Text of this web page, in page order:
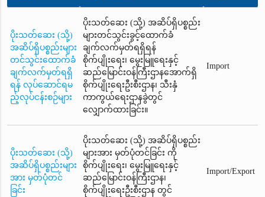
ပိုးသတ်ဆေး (သို့)
အဆိပ်ရှိပစ္စည်းများ
တင်သွင်းထောက်ခံ
ချက်လက်မှတ်ရရှိ
ရန် လုပ်ဆောင်ရမ
ည့်လုပ်ငန်းစဉ်များ
ပိုးသတ်ဆေး (သို့) အဆိပ်ရှိပစ္စည်း
များတင်သွင်းခွင့်ထောက်ခံ
ချက်လက်မှတ်ရရှိရန်
စိုက်ပျိုးရေး၊ မွေးမြူရေးနှင့်
ဆည်မြောင်းဝန်ကြီးဌာနအောက်ရှိ
စိုက်ပျိုးရေးဦးစီးဌာန၊ သီးနှံ
ကာကွယ်ရေးဌာနခွဲတွင်
လျှောက်ထားခြင်း။
Import
ပိုးသတ်ဆေး (သို့)
အဆိပ်ရှိပစ္စည်းများ
အား မှတ်ပုံတင်
ခြင်း
ပိုးသတ်ဆေး (သို့) အဆိပ်ရှိပစ္စည်း
များအား မှတ်ပုံတင်ခြင်း ကို
စိုက်ပျိုးရေး၊ မွေးမြူရေးနှင့်
ဆည်မြောင်းဝန်ကြီးဌာန၊
စိုက်ပျိုးရေးဦးစီးဌာန တွင်
Import/Export